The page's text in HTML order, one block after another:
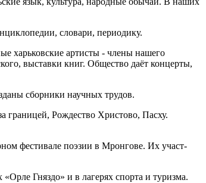
словари, пе­риодику.
харьковские артисты - члены нашего
выставки книг. Общество даёт концерты,
сборники научных трудов.
границей, Рождество Христово, Пасху.
фестивале поэзии в Мронгове. Их участ­
Гняздо» и в лагерях спорта и туризма.